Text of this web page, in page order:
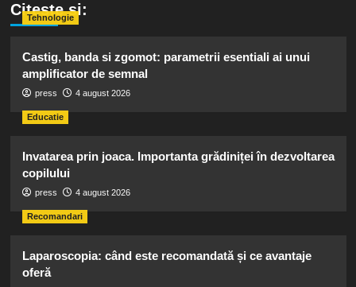
Citeste si:
Tehnologie
Castig, banda si zgomot: parametrii esentiali ai unui
amplificator de semnal
press 4 august 2026
Educatie
Invatarea prin joaca. Importanta grădiniței în dezvoltarea
copilului
press 4 august 2026
Recomandari
Laparoscopia: când este recomandată și ce avantaje
oferă